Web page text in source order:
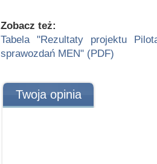
Zobacz też:
Tabela "Rezultaty projektu
sprawozdań MEN" (PDF)
Twoja opinia